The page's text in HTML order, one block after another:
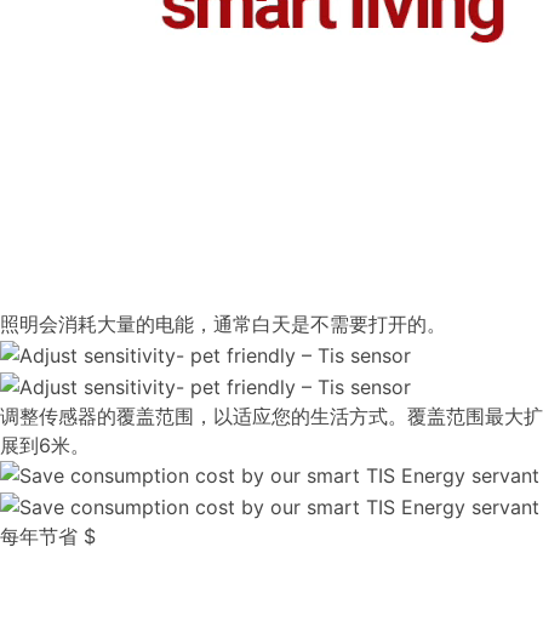
照明会消耗大量的电能，通常白天是不需要打开的。
调整传感器的覆盖范围，以适应您的生活方式。覆盖范围最大扩
展到6米。
每年节省 $